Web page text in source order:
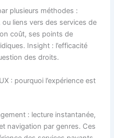
plusieurs méthodes :
liens vers des services de
coût, ses points de
Insight : l’efficacité
des droits.
: pourquoi l’expérience est
: lecture instantanée,
navigation par genres. Ces